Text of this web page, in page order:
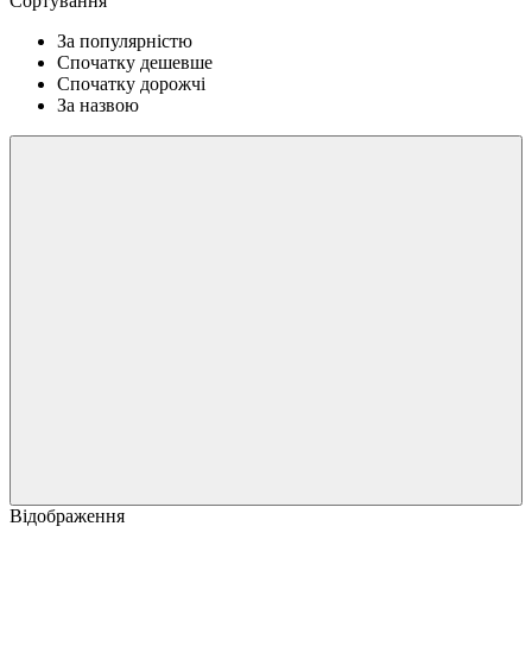
За популярністю
Спочатку дешевше
Спочатку дорожчі
За назвою
Відображення